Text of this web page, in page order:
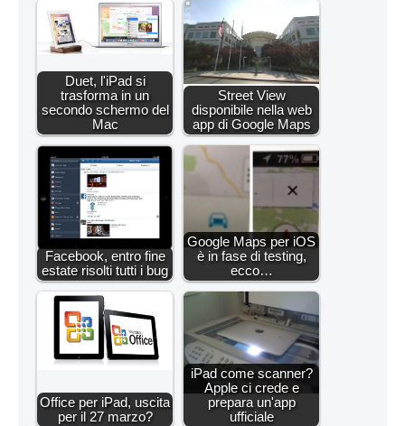
Duet, l'iPad si
trasforma in un
secondo schermo del
Mac
Street View
disponibile nella web
app di Google Maps
Facebook, entro fine
estate risolti tutti i bug
Google Maps per iOS
è in fase di testing,
ecco…
Office per iPad, uscita
per il 27 marzo?
iPad come scanner?
Apple ci crede e
prepara un'app
ufficiale